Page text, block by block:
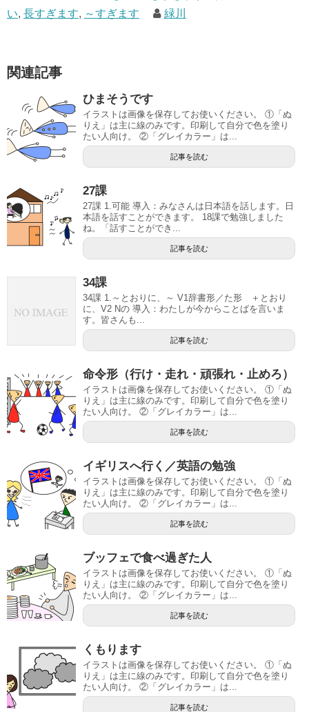
い, 長すぎます, ～すぎます 緑川
関連記事
ひまそうです
イラストは画像を保存してお使いください。 ①「ぬ
りえ」は主に線のみです。印刷して自分で色を塗り
たい人向け。 ②「グレイカラー」は...
記事を読む
27課
27課 1.可能 導入：みなさんは日本語を話します。日
本語を話すことができます。 18課で勉強しました
ね。「話すことができ...
記事を読む
34課
34課 1.～とおりに、～ V1辞書形／た形 ＋とおり
に、V2 Nの 導入：わたしが今からことばを言いま
す。皆さんも...
記事を読む
命令形（行け・走れ・頑張れ・止めろ）
イラストは画像を保存してお使いください。 ①「ぬ
りえ」は主に線のみです。印刷して自分で色を塗り
たい人向け。 ②「グレイカラー」は...
記事を読む
イギリスへ行く／英語の勉強
イラストは画像を保存してお使いください。 ①「ぬ
りえ」は主に線のみです。印刷して自分で色を塗り
たい人向け。 ②「グレイカラー」は...
記事を読む
ブッフェで食べ過ぎた人
イラストは画像を保存してお使いください。 ①「ぬ
りえ」は主に線のみです。印刷して自分で色を塗り
たい人向け。 ②「グレイカラー」は...
記事を読む
くもります
イラストは画像を保存してお使いください。 ①「ぬ
りえ」は主に線のみです。印刷して自分で色を塗り
たい人向け。 ②「グレイカラー」は...
記事を読む